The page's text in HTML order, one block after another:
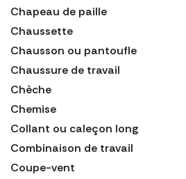
Chapeau de paille
Chaussette
Chausson ou pantoufle
Chaussure de travail
Chèche
Chemise
Collant ou caleçon long
Combinaison de travail
Coupe-vent